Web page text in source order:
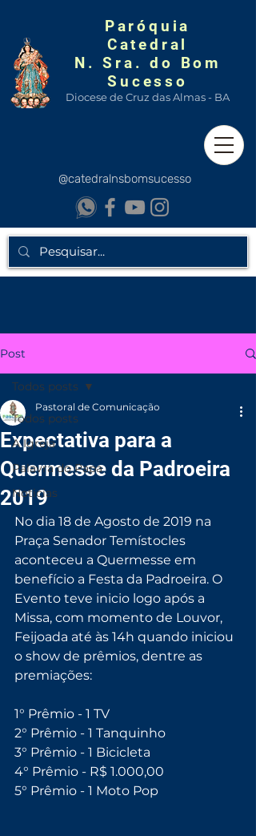
Paróquia
Catedral
N. Sra. do Bom
Sucesso
Diocese de Cruz das Almas - BA
@catedralnsbomsucesso
Post
Todos posts
A Igreja
Palavra do Papa
Noticias
Todos posts
Expectativa para a
Quermesse da Padroeira
2019
Pastoral de Comunicação
No dia 18 de Agosto de 2019 na
Praça Senador Temístocles
aconteceu a Quermesse em
benefício a Festa da Padroeira. O
Evento teve inicio logo após a
Missa, com momento de Louvor,
Feijoada até às 14h quando iniciou
o show de prêmios, dentre as
premiações:
1° Prêmio - 1 TV
2° Prêmio - 1 Tanquinho
3° Prêmio - 1 Bicicleta
4° Prêmio - R$ 1.000,00
5° Prêmio - 1 Moto Pop